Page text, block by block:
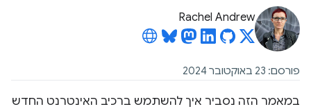
Rachel Andrew
פורסם: 23 באוקטובר 2024
במאמר הזה נסביר איך להשתמש ברכיב האינטרנט החדש